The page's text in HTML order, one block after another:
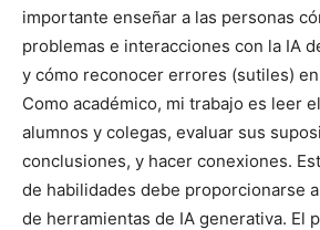
importante enseñar a las personas
problemas e interacciones con la IA
y cómo reconocer errores (sutiles) en
Como académico, mi trabajo es leer
alumnos y colegas, evaluar sus
conclusiones, y hacer conexiones.
de habilidades debe proporcionarse
de herramientas de IA generativa. El